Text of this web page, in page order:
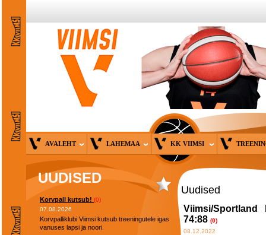
AVALEHT LAHEMAA KK VIIMSI
UUDISED
Korvpall kutsub! (0)
07.08.2026
Korvpalliklubi Viimsi kutsub treeningutele igas
vanuses lapsi ja noori.
Uudised
Viimsi/
74:88 (0)
08.12.2022